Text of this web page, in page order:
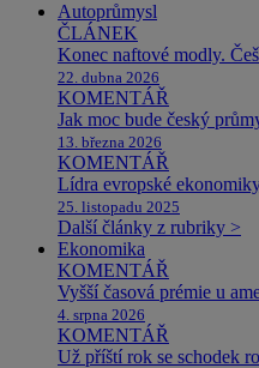
Autoprůmysl
ČLÁNEK
Konec naftové modly.
22. dubna 2026
KOMENTÁŘ
Jak moc bude český
13. března 2026
KOMENTÁŘ
Lídra evropské
25. listopadu 2025
Další články z rubriky >
Ekonomika
KOMENTÁŘ
Vyšší časová prémie u
4. srpna 2026
KOMENTÁŘ
Už příští rok se schodek